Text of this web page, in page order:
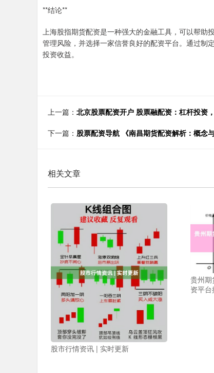
**结论**
上海股指期货配资是一种强大的金融工具，可以帮助
管理风险，并选择一家信誉良好的配资平台。通过制
投资收益。
上一篇： 北京股票配资开户 股票融配资：杠杆投资
下一篇： 股票配资导航 《南昌期货配资解析：概念
相关文章
股市行情资讯 | 实时更新
贵州期
资平台